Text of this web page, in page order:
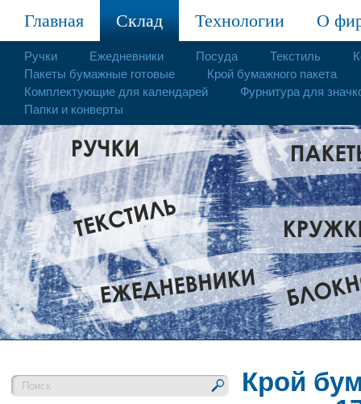
Главная Склад Технологии О
Ручки Ежедневники Посуда Текстиль
Пакеты бумажные готовые
Крой бумажного пакета
Комплектующие для календарей
Фурнитура для
Папки и конверты
Крой